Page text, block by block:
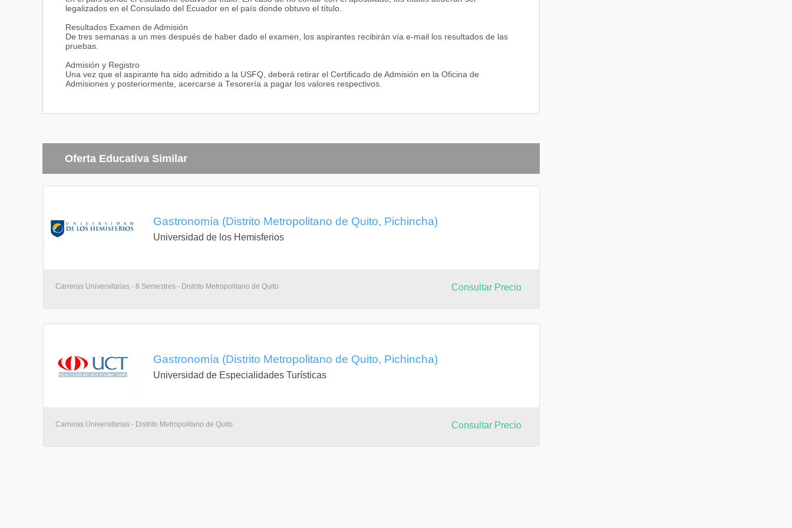
legalizados en el Consulado del Ecuador en el país donde obtuvo el título.
Resultados Examen de Admisión
De tres semanas a un mes después de haber dado el examen, los aspirantes recibirán vía e-mail los resultados de las
pruebas.
Admisión y Registro
Una vez que el aspirante ha sido admitido a la USFQ, deberá retirar el Certificado de Admisión en la Oficina de
Admisiones y posteriormente, acercarse a Tesorería a pagar los valores respectivos.
Oferta Educativa Similar
Gastronomía (Distrito Metropolitano de Quito, Pichincha)
Universidad de los Hemisferios
Carreras Universitarias - 8 Semestres - Distrito Metropolitano de Quito Consultar Precio
Gastronomía (Distrito Metropolitano de Quito, Pichincha)
Universidad de Especialidades Turísticas
Carreras Universitarias - Distrito Metropolitano de Quito Consultar Precio